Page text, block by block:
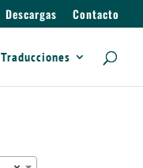
Descargas Contacto
Traducciones